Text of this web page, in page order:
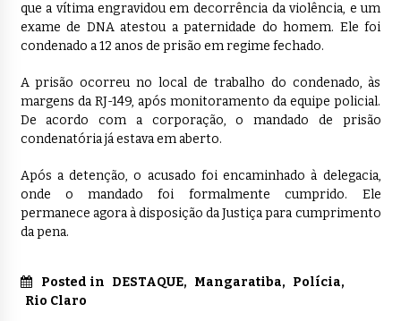
que a vítima engravidou em decorrência da violência, e um
exame de DNA atestou a paternidade do homem. Ele foi
condenado a 12 anos de prisão em regime fechado.
A prisão ocorreu no local de trabalho do condenado, às
margens da RJ-149, após monitoramento da equipe policial.
De acordo com a corporação, o mandado de prisão
condenatória já estava em aberto.
Após a detenção, o acusado foi encaminhado à delegacia,
onde o mandado foi formalmente cumprido. Ele
permanece agora à disposição da Justiça para cumprimento
da pena.
Posted in DESTAQUE, Mangaratiba, Polícia,
Rio Claro